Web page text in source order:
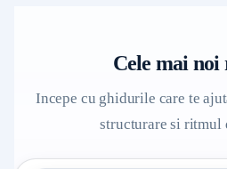
Cele mai noi
Incepe cu ghidurile care te
structurare si ritmul